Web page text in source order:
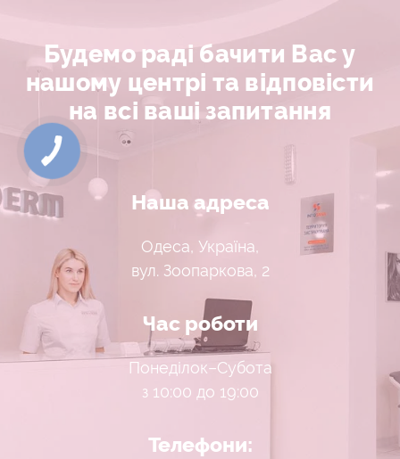
Будемо раді бачити Вас у
нашому центрі та відповісти
на всі ваші запитання
Наша адреса
Одеса, Україна,
вул. Зоопаркова, 2
Час роботи
Понеділок–Субота
з 10:00 до 19:00
Телефони: